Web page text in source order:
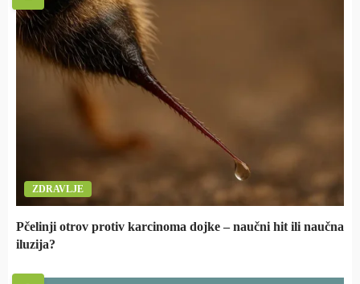
ZDRAVLJE
Pčelinji otrov protiv karcinoma dojke – naučni hit ili naučna
iluzija?